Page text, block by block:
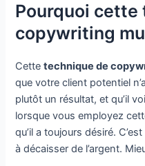
Pourquoi cette
copywriting
Cettetechnique de
que votre client potentiel
plutôt un résultat, et qu’il
lorsque vous employez
qu’il a toujours désiré.
à décaisser de l’argent.